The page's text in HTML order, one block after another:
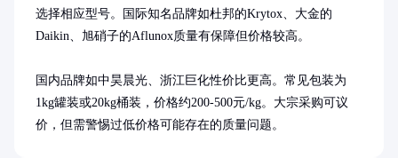
选择相应型号。国际知名品牌如杜邦的Krytox、大金的
Daikin、旭硝子的Aflunox质量有保障但价格较高。
国内品牌如中昊晨光、浙江巨化性价比更高。常见包装为
1kg罐装或20kg桶装，价格约200-500元/kg。大宗采购可议
价，但需警惕过低价格可能存在的质量问题。